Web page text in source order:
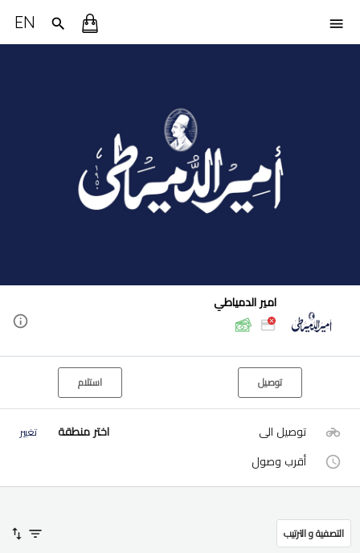
EN
امير الدمياطي
توصيل استلام
توصيل الى اختر منطقة تغيير
أقرب وصول
التصفية و الترتيب